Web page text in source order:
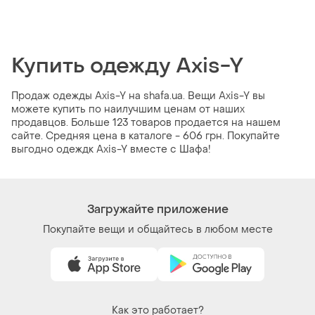
Купить одежду Axis-Y
Продаж одежды Axis-Y на shafa.ua. Вещи Axis-Y вы
можете купить по наилучшим ценам от наших
продавцов. Больше 123 товаров продается на нашем
сайте. Средняя цена в каталоге - 606 грн. Покупайте
выгодно одеждк Axis-Y вместе с Шафа!
Загружайте приложение
Покупайте вещи и общайтесь в любом месте
Как это работает?